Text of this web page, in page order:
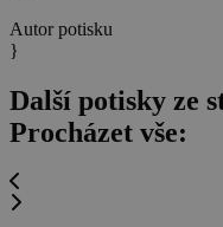
Autor potisku
}
Další potisky ze
Procházet vše: